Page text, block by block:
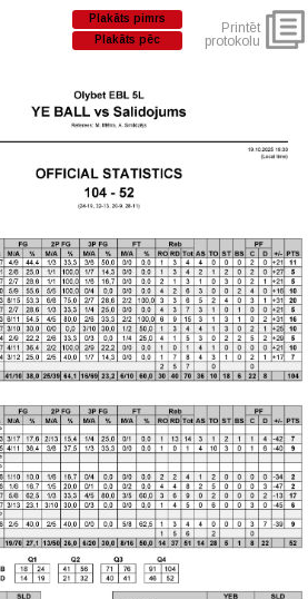
Plakāts pimrs
Plakāts pēc
Printēt
protokolu